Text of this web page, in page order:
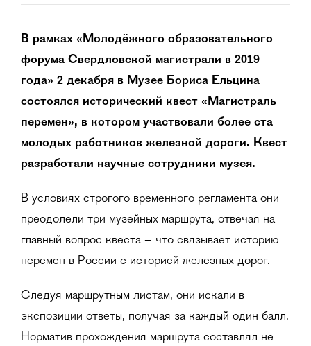
В рамках «Молодёжного образовательного
форума Свердловской магистрали в 2019
года» 2 декабря в Музее Бориса Ельцина
состоялся исторический квест «Магистраль
перемен», в котором участвовали более ста
молодых работников железной дороги. Квест
разработали научные сотрудники музея.
В условиях строгого временного регламента они
преодолели три музейных маршрута, отвечая на
главный вопрос квеста – что связывает историю
перемен в России с историей железных дорог.
Следуя маршрутным листам, они искали в
экспозиции ответы, получая за каждый один балл.
Норматив прохождения маршрута составлял не